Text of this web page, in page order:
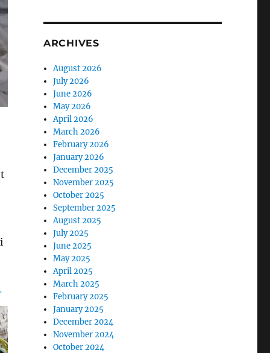
ARCHIVES
August 2026
July 2026
June 2026
May 2026
April 2026
March 2026
February 2026
January 2026
December 2025
November 2025
October 2025
September 2025
August 2025
July 2025
June 2025
May 2025
April 2025
March 2025
February 2025
January 2025
December 2024
November 2024
October 2024